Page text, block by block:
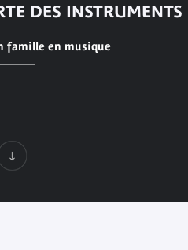
DES INSTRUMENTS
famille en musique